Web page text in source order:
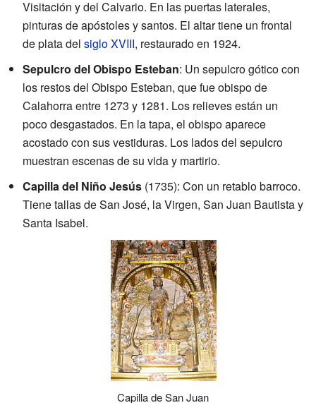
Visitación y del Calvario. En las puertas laterales,
pinturas de apóstoles y santos. El altar tiene un frontal
de plata del siglo XVIII, restaurado en 1924.
Sepulcro del Obispo Esteban: Un sepulcro gótico con
los restos del Obispo Esteban, que fue obispo de
Calahorra entre 1273 y 1281. Los relieves están un
poco desgastados. En la tapa, el obispo aparece
acostado con sus vestiduras. Los lados del sepulcro
muestran escenas de su vida y martirio.
Capilla del Niño Jesús (1735): Con un retablo barroco.
Tiene tallas de San José, la Virgen, San Juan Bautista y
Santa Isabel.
Capilla de San Juan